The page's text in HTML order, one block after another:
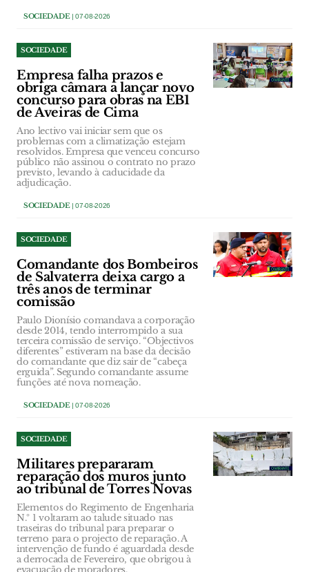
SOCIEDADE| 07-08-2026
SOCIEDADE
Empresa falha prazos e
obriga câmara a lançar novo
concurso para obras na EB1
de Aveiras de Cima
Ano lectivo vai iniciar sem que os
problemas com a climatização estejam
resolvidos. Empresa que venceu concurso
público não assinou o contrato no prazo
previsto, levando à caducidade da
adjudicação.
SOCIEDADE| 07-08-2026
SOCIEDADE
Comandante dos Bombeiros
de Salvaterra deixa cargo a
três anos de terminar
comissão
Paulo Dionísio comandava a corporação
desde 2014, tendo interrompido a sua
terceira comissão de serviço. “Objectivos
diferentes” estiveram na base da decisão
do comandante que diz sair de “cabeça
erguida”. Segundo comandante assume
funções até nova nomeação.
SOCIEDADE| 07-08-2026
SOCIEDADE
Militares prepararam
reparação dos muros junto
ao tribunal de Torres Novas
Elementos do Regimento de Engenharia
N.º 1 voltaram ao talude situado nas
traseiras do tribunal para preparar o
terreno para o projecto de reparação. A
intervenção de fundo é aguardada desde
a derrocada de Fevereiro, que obrigou à
evacuação de moradores.